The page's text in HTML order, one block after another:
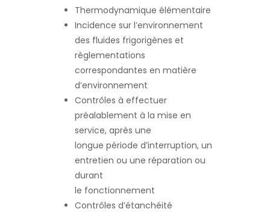
Thermodynamique élémentaire
Incidence sur l’environnement
des fluides frigorigènes et
règlementations
correspondantes en matière
d’environnement
Contrôles à effectuer
préalablement à la mise en
service, après une
longue période d’interruption, un
entretien ou une réparation ou
durant
le fonctionnement
Contrôles d’étanchéité